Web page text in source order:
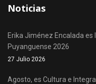
Noticias
Erika Jiménez Encalada es
Puyanguense 2026
27 Julio 2026
Agosto, es Cultura e